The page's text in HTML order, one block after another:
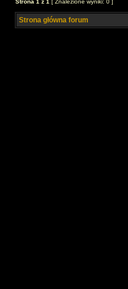
Strona 1 z 1 [ Znalezione wyniki: 0 ]
Strona główna forum